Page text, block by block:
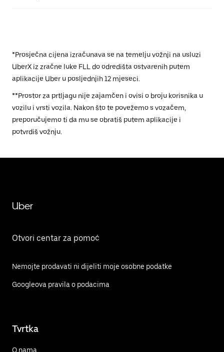
*Prosječna cijena izračunava se na temelju vožnji na usluzi
UberX iz zračne luke FLL do odredišta ostvarenih putem
aplikacije Uber u posljednjih 12 mjeseci.
**Prostor za prtljagu nije zajamčen i ovisi o broju korisnika u
vozilu i vrsti vozila. Nakon što te povežemo s vozačem,
preporučujemo ti da mu se obratiš putem aplikacije i
potvrdiš vožnju.
Uber
Otvori centar za pomoć
Nemojte prodavati ni dijeliti moje osobne podatke
Googleova pravila o podacima
Tvrtka
O nama